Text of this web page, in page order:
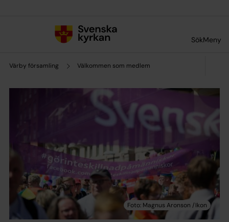
SökMeny
Värby församling Välkommen som medlem